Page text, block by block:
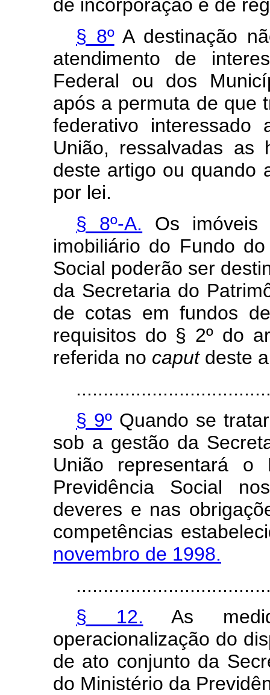
de incorporação e de
§ 8ºA destinação
atendimento de
Federal ou dos
após a permuta de que
federativo interessado
União, ressalvadas as
deste artigo ou quando
por lei.
§ 8º-A. Os imóveis
imobiliário do Fundo
Social poderão ser
da Secretaria do
de cotas em fundos
requisitos do § 2º do
referida no caputdeste
§ 9ºQuando se
sob a gestão da
União representará
Previdência Social
deveres e nas
competências
novembro de 1998.
§ 12. As
operacionalização do
de ato conjunto da
do Ministério da